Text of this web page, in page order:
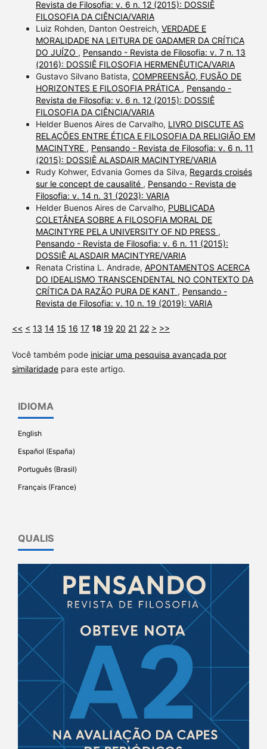
Revista de Filosofia: v. 6 n. 12 (2015): DOSSIÊ
FILOSOFIA DA CIÊNCIA/VARIA
Luiz Rohden, Danton Oestreich, VERDADE E
MORALIDADE NA LEITURA DE GADAMER DA CRÍTICA
DO JUÍZO , Pensando - Revista de Filosofia: v. 7 n. 13
(2016): DOSSIÊ FILOSOFIA HERMENÊUTICA/VARIA
Gustavo Silvano Batista, COMPREENSÃO, FUSÃO DE
HORIZONTES E FILOSOFIA PRÁTICA , Pensando -
Revista de Filosofia: v. 6 n. 12 (2015): DOSSIÊ
FILOSOFIA DA CIÊNCIA/VARIA
Helder Buenos Aires de Carvalho, LIVRO DISCUTE AS
RELAÇÕES ENTRE ÉTICA E FILOSOFIA DA RELIGIÃO EM
MACINTYRE , Pensando - Revista de Filosofia: v. 6 n. 11
(2015): DOSSIÊ ALASDAIR MACINTYRE/VARIA
Rudy Kohwer, Edvania Gomes da Silva, Regards croisés
sur le concept de causalité , Pensando - Revista de
Filosofia: v. 14 n. 31 (2023): VARIA
Helder Buenos Aires de Carvalho, PUBLICADA
COLETÂNEA SOBRE A FILOSOFIA MORAL DE
MACINTYRE PELA UNIVERSITY OF ND PRESS ,
Pensando - Revista de Filosofia: v. 6 n. 11 (2015):
DOSSIÊ ALASDAIR MACINTYRE/VARIA
Renata Cristina L. Andrade, APONTAMENTOS ACERCA
DO IDEALISMO TRANSCENDENTAL NO CONTEXTO DA
CRÍTICA DA RAZÃO PURA DE KANT , Pensando -
Revista de Filosofia: v. 10 n. 19 (2019): VARIA
<< < 13 14 15 16 17 18 19 20 21 22 > >>
Você também pode iniciar uma pesquisa avançada por
similaridadepara este artigo.
IDIOMA
English
Español (España)
Português (Brasil)
Français (France)
QUALIS